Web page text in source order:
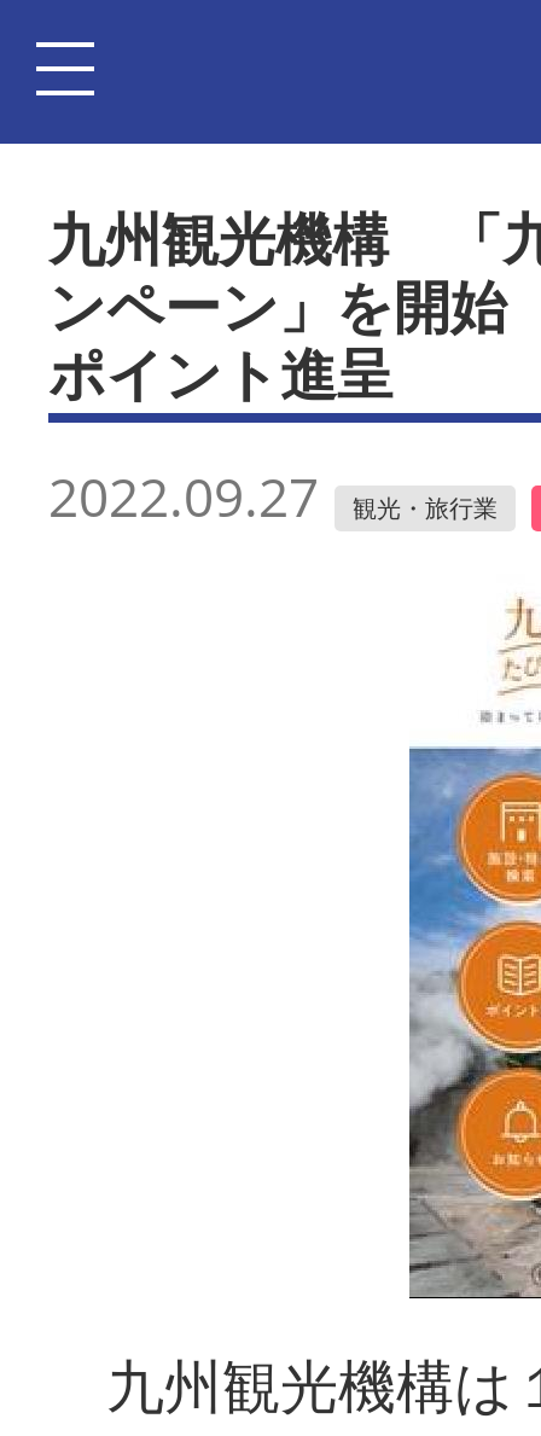
九州観光機構 「
ンペーン」を開
ポイント進呈
2022.09.27 観光・旅行業
九州観光機構は